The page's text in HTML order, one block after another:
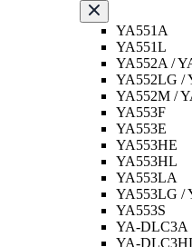
YA551A
YA551L
YA552A /
YA552LG /
YA552M /
YA553F
YA553E
YA553HE
YA553HL
YA553LA
YA553LG /
YA553S
YA-DLC3A
YA-